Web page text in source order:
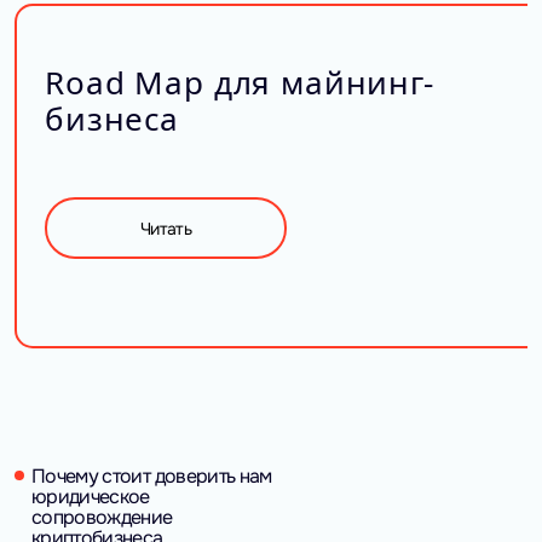
Road Map для майнинг-
бизнеса
Читать
Почему стоит доверить нам
юридическое
сопровождение